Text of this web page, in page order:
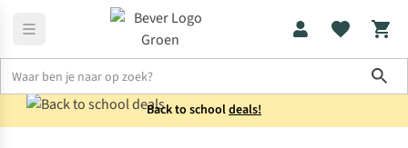
Back to schooldeals!